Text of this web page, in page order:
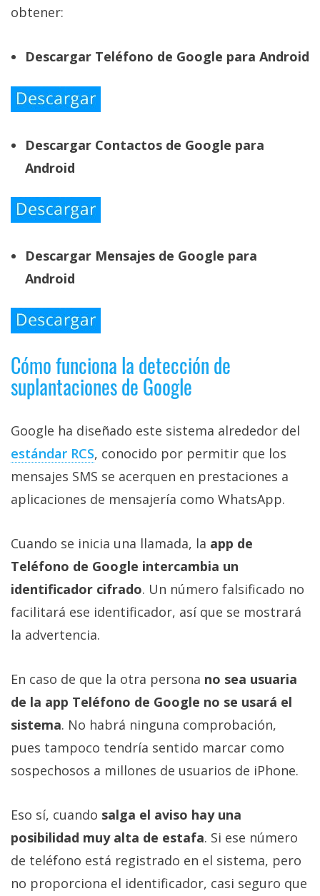
obtener:
Descargar Teléfono de Google para Android
Descargar Contactos de Google para
Android
Descargar Mensajes de Google para
Android
Cómo funciona la detección de
suplantaciones de Google
Google ha diseñado este sistema alrededor del
estándar RCS‎, conocido por permitir que los
mensajes SMS se acerquen en prestaciones a
aplicaciones de mensajería como WhatsApp.
Cuando se inicia una llamada, la app de
Teléfono de Google intercambia un
identificador cifrado. Un número falsificado no
facilitará ese identificador, así que se mostrará
la advertencia.
En caso de que la otra persona no sea usuaria
de la app Teléfono de Google no se usará el
sistema. No habrá ninguna comprobación,
pues tampoco tendría sentido marcar como
sospechosos a millones de usuarios de iPhone.
Eso sí, cuando salga el aviso hay una
posibilidad muy alta de estafa. Si ese número
de teléfono está registrado en el sistema, pero
no proporciona el identificador, casi seguro que